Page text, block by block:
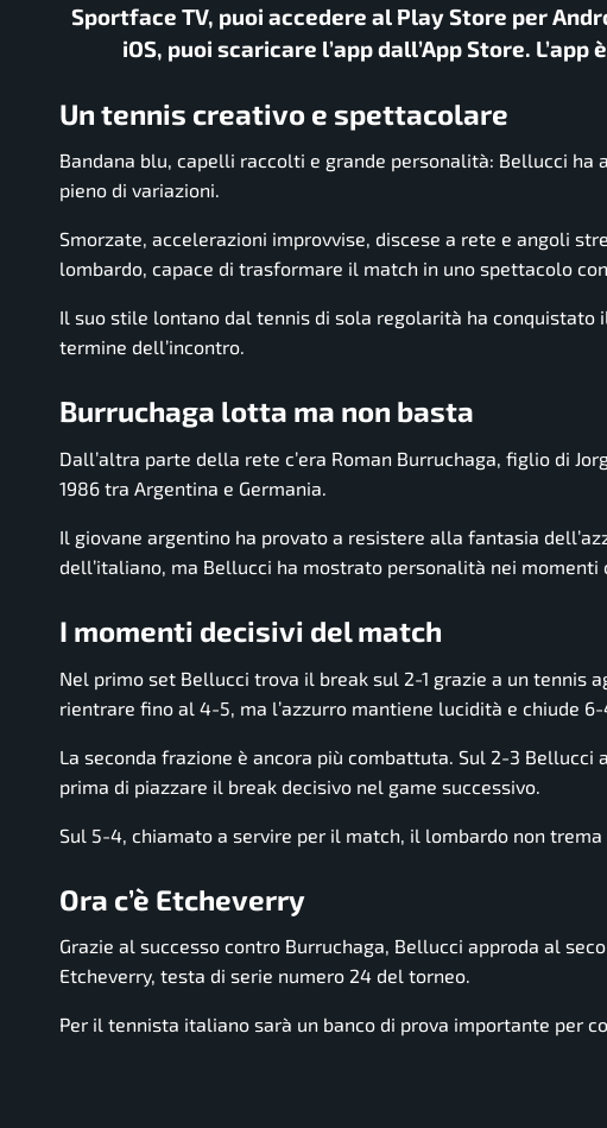
Sportface TV, puoi accedere al Play Store per
iOS, puoi scaricare l’app dall’App Store.
Un tennis creativo e spettacolare
Bandana blu, capelli raccolti e grande personalità: Bellucci ha
pieno di variazioni.
Smorzate, accelerazioni improvvise, discese a rete e angoli
lombardo, capace di trasformare il match in uno spettacolo
Il suo stile lontano dal tennis di sola regolarità ha
termine dell’incontro.
Burruchaga lotta ma non basta
Dall’altra parte della rete c’era Roman Burruchaga, figlio di
1986 tra Argentina e Germania.
Il giovane argentino ha provato a resistere alla fantasia
dell’italiano, ma Bellucci ha mostrato personalità nei momenti
I momenti decisivi del match
Nel primo set Bellucci trova il break sul 2-1 grazie a un tennis
rientrare fino al 4-5, ma l’azzurro mantiene lucidità e chiude 6-
La seconda frazione è ancora più combattuta. Sul 2-3
prima di piazzare il break decisivo nel game successivo.
Sul 5-4, chiamato a servire per il match, il lombardo non
Ora c’è Etcheverry
Grazie al successo contro Burruchaga, Bellucci approda al
Etcheverry, testa di serie numero 24 del torneo.
Per il tennista italiano sarà un banco di prova importante per